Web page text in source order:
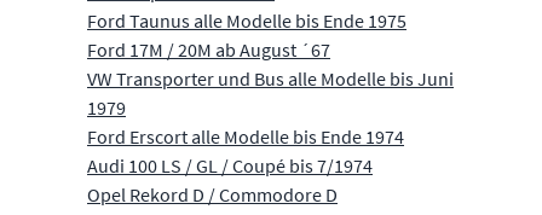
Ford Taunus alle Modelle bis Ende 1975
Ford 17M / 20M ab August ´67
VW Transporter und Bus alle Modelle bis Juni
1979
Ford Erscort alle Modelle bis Ende 1974
Audi 100 LS / GL / Coupé bis 7/1974
Opel Rekord D / Commodore D